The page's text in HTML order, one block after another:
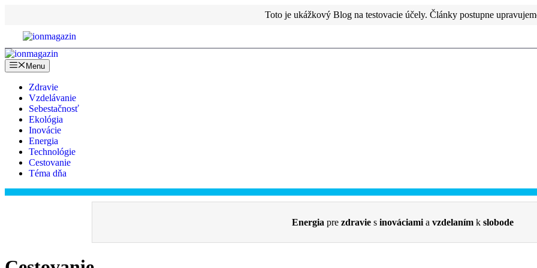
obsah
Toto je ukážkový Blog na testovacie účely. Články postupne
Menu
Zdravie
Vzdelávanie
Sebestačnosť
Ekológia
Inovácie
Energia
Technológie
Cestovanie
Téma dňa
Energia pre zdravie s inováciami a vzdelaním k slobode